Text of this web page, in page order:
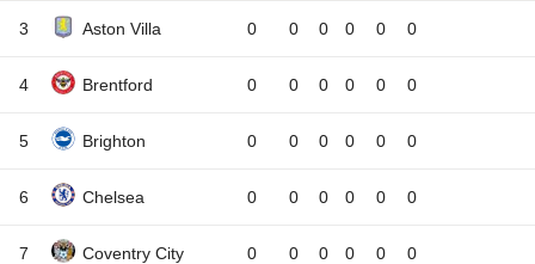
3 Aston Villa 0 0 0 0 0 0
4 Brentford 0 0 0 0 0 0
5 Brighton 0 0 0 0 0 0
6 Chelsea 0 0 0 0 0 0
7 Coventry City 0 0 0 0 0 0